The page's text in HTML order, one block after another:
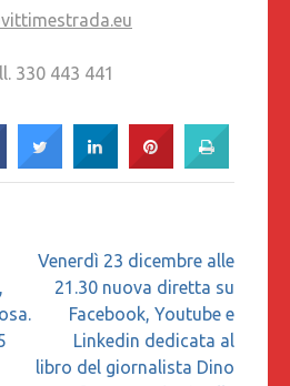
330 443 441
Venerdì 23 dicembre alle
21.30 nuova diretta su
Facebook, Youtube e
Linkedin dedicata al
libro del giornalista Dino